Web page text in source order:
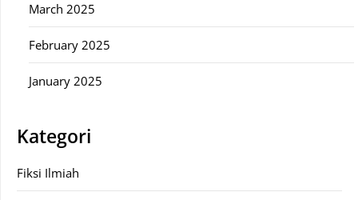
March 2025
February 2025
January 2025
Kategori
Fiksi Ilmiah